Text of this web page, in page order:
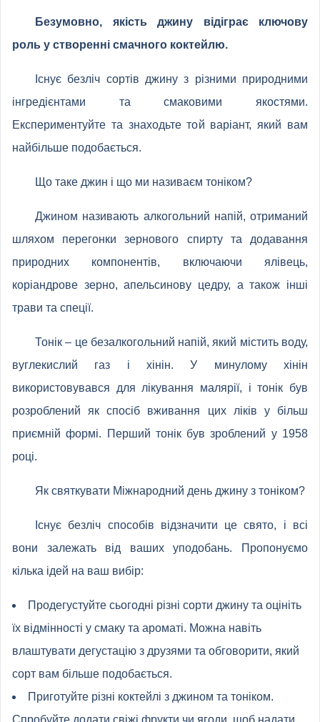
Безумовно, якість джину відіграє ключову
роль у створенні смачного коктейлю.
Існує безліч сортів джину з різними природними
інгредієнтами та смаковими якостями.
Експериментуйте та знаходьте той варіант, який вам
найбільше подобається.
Що таке джин і що ми називаєм тоніком?
Джином називають алкогольний напій, отриманий
шляхом перегонки зернового спирту та додавання
природних компонентів, включаючи ялівець,
коріандрове зерно, апельсинову цедру, а також інші
трави та спеції.
Тонік – це безалкогольний напій, який містить воду,
вуглекислий газ і хінін. У минулому хінін
використовувався для лікування малярії, і тонік був
розроблений як спосіб вживання цих ліків у більш
приємній формі. Перший тонік був зроблений у 1958
році.
Як святкувати Міжнародний день джину з тоніком?
Існує безліч способів відзначити це свято, і всі
вони залежать від ваших уподобань. Пропонуємо
кілька ідей на ваш вибір:
Продегустуйте сьогодні різні сорти джину та оцініть
їх відмінності у смаку та ароматі. Можна навіть
влаштувати дегустацію з друзями та обговорити, який
сорт вам більше подобається.
Приготуйте різні коктейлі з джином та тоніком.
Спробуйте додати свіжі фрукти чи ягоди, щоб надати